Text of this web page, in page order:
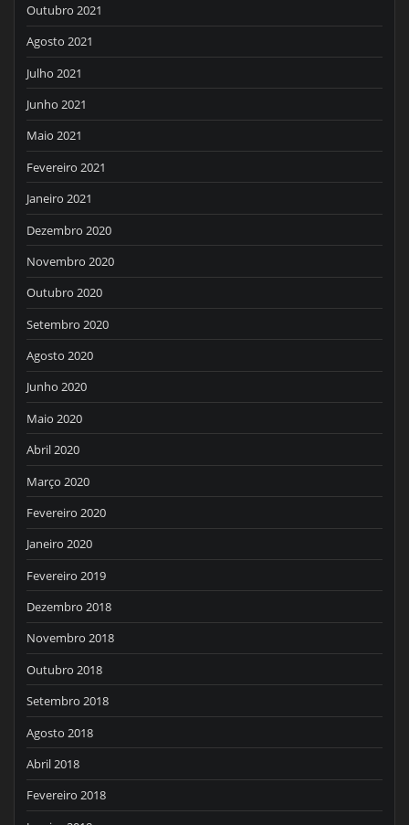
Outubro 2021
Agosto 2021
Julho 2021
Junho 2021
Maio 2021
Fevereiro 2021
Janeiro 2021
Dezembro 2020
Novembro 2020
Outubro 2020
Setembro 2020
Agosto 2020
Junho 2020
Maio 2020
Abril 2020
Março 2020
Fevereiro 2020
Janeiro 2020
Fevereiro 2019
Dezembro 2018
Novembro 2018
Outubro 2018
Setembro 2018
Agosto 2018
Abril 2018
Fevereiro 2018